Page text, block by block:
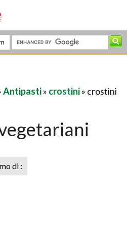
Antipasti» crostini» crostini
di :